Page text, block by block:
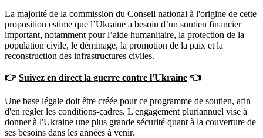
La majorité de la commission du Conseil national à l'origine de cette
proposition estime que l’Ukraine a besoin d’un soutien financier
important, notamment pour l’aide humanitaire, la protection de la
population civile, le déminage, la promotion de la paix et la
reconstruction des infrastructures civiles.
👉 Suivez en direct la guerre contre l'Ukraine 👈
Une base légale doit être créée pour ce programme de soutien, afin
d'en régler les conditions-cadres. L'engagement pluriannuel vise à
donner à l'Ukraine une plus grande sécurité quant à la couverture de
ses besoins dans les années à venir.